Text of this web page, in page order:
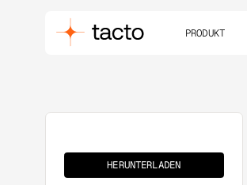
PRODUKT
HERUNTERLADEN